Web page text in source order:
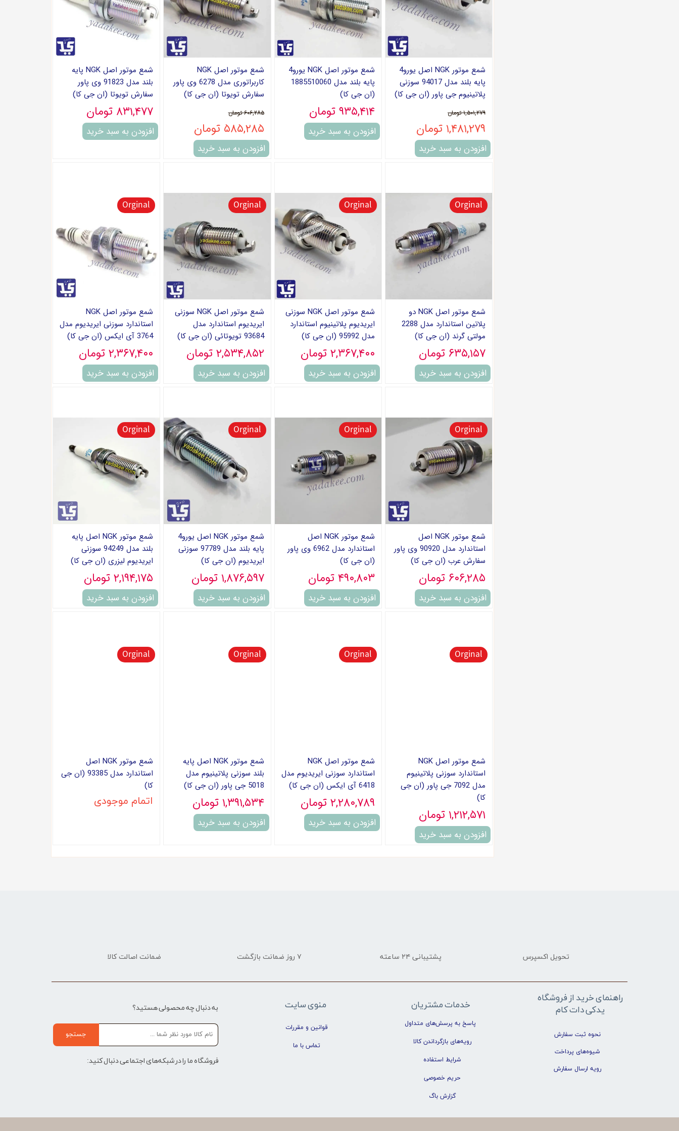
شمع موتور NGK اصل یورو4
پایه بلند مدل 94017 سوزنی
پلاتینیوم جی پاور (ان جی کا)
۱,۵۰۱,۲۷۹ تومان
۱,۴۸۱,۲۷۹ تومان
افزودن به سبد خرید
شمع موتور اصل NGK یورو4
پایه بلند مدل 1885510060
(ان جی کا)
۹۳۵,۴۱۴ تومان
افزودن به سبد خرید
شمع موتور اصل NGK
کاربراتوری مدل 6278 وی پاور
سفارش تویوتا (ان جی کا)
۶۰۶,۲۸۵ تومان
۵۸۵,۲۸۵ تومان
افزودن به سبد خرید
شمع موتور اصل NGK پایه
بلند مدل 91823 وی پاور
سفارش تویوتا (ان جی کا)
۸۳۱,۴۷۷ تومان
افزودن به سبد خرید
شمع موتور اصل NGK دو
پلاتین استاندارد مدل 2288
مولتی گرند (ان جی کا)
۶۳۵,۱۵۷ تومان
افزودن به سبد خرید
Orginal
شمع موتور اصل NGK سوزنی
ایریدیوم پلاتینیوم استاندارد
مدل 95992 (ان جی کا)
۲,۳۶۷,۴۰۰ تومان
افزودن به سبد خرید
Orginal
شمع موتور اصل NGK سوزنی
ایریدیوم استاندارد مدل
93684 تویوتائی (ان جی کا)
۲,۵۳۴,۸۵۲ تومان
افزودن به سبد خرید
Orginal
شمع موتور اصل NGK
استاندارد سوزنی ایریدیوم مدل
3764 آی ایکس (ان جی کا)
۲,۳۶۷,۴۰۰ تومان
افزودن به سبد خرید
Orginal
شمع موتور NGK اصل
استاندارد مدل 90920 وی پاور
سفارش عرب (ان جی کا)
۶۰۶,۲۸۵ تومان
افزودن به سبد خرید
Orginal
شمع موتور NGK اصل
استاندارد مدل 6962 وی پاور
(ان جی کا)
۴۹۰,۸۰۳ تومان
افزودن به سبد خرید
Orginal
شمع موتور NGK اصل یورو4
پایه بلند مدل 97789 سوزنی
ایریدیوم (ان جی کا)
۱,۸۷۶,۵۹۷ تومان
افزودن به سبد خرید
Orginal
شمع موتور NGK اصل پایه
بلند مدل 94249 سوزنی
ایریدیوم لیزری (ان جی کا)
۲,۱۹۴,۱۷۵ تومان
افزودن به سبد خرید
Orginal
شمع موتور اصل NGK
استاندارد سوزنی پلاتینیوم
مدل 7092 جی پاور (ان جی
کا)
۱,۲۱۲,۵۷۱ تومان
افزودن به سبد خرید
Orginal
شمع موتور اصل NGK
استاندارد سوزنی ایریدیوم مدل
6418 آی ایکس (ان جی کا)
۲,۲۸۰,۷۸۹ تومان
افزودن به سبد خرید
Orginal
شمع موتور NGK اصل پایه
بلند سوزنی پلاتینیوم مدل
5018 جی پاور (ان جی کا)
۱,۳۹۱,۵۳۴ تومان
افزودن به سبد خرید
Orginal
شمع موتور NGK اصل
استاندارد مدل 93385 (ان جی
کا)
اتمام موجودی
Orginal
تحویل اکسپرس پشتیبانی ۲۴ ساعته ۷ روز ضمانت بازگشت ضمانت اصالت کالا
راهنمای خرید از فروشگاه
یدکی دات کام
نحوه ثبت سفارش
شیوه‌های پرداخت
رویه ارسال سفارش
خدمات مشتریان
پاسخ به پرسش‌های متداول
رویه‌های بازگرداندن کالا
شرایط استفاده
حریم خصوصی
گزارش باگ
منوی سایت
قوانین و مقررات
تماس با ما
به دنبال چه محصولی هستید؟
جستجو
فروشگاه ما را در شبکه‌های اجتماعی دنبال کنید: